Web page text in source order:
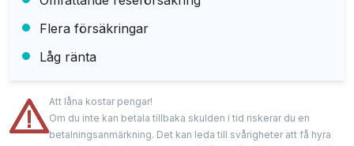
Flera försäkringar
Låg ränta
Att låna kostar pengar!
Om du inte kan betala tillbaka skulden i tid riskerar du en
betalningsanmärkning. Det kan leda till svårigheter att få hyra